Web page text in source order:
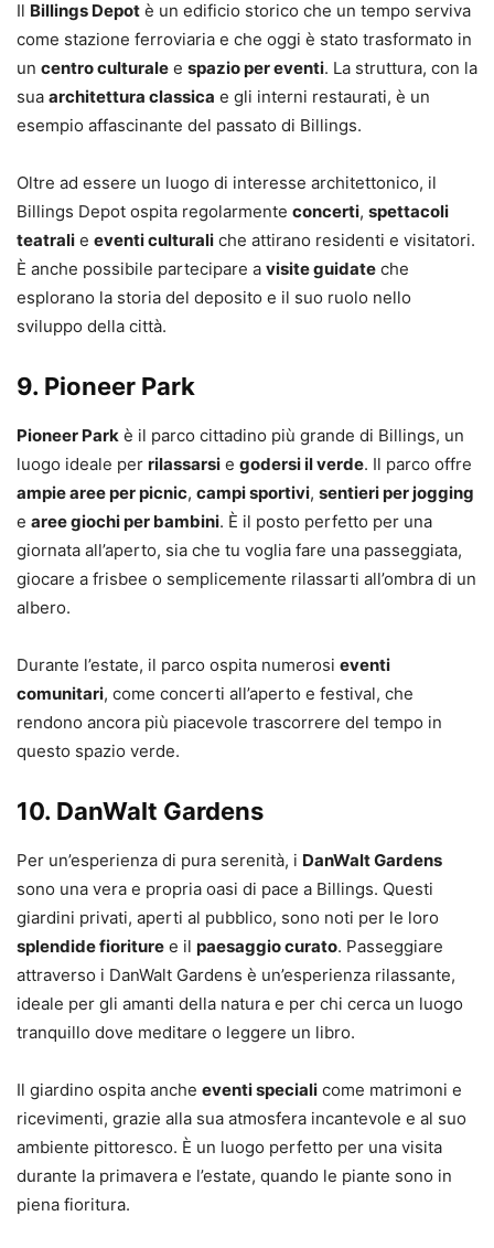
Il Billings Depot è un edificio storico che un tempo serviva
come stazione ferroviaria e che oggi è stato trasformato in
un centro culturale e spazio per eventi. La struttura, con la
sua architettura classica e gli interni restaurati, è un
esempio affascinante del passato di Billings.
Oltre ad essere un luogo di interesse architettonico, il
Billings Depot ospita regolarmente concerti, spettacoli
teatrali e eventi culturali che attirano residenti e visitatori.
È anche possibile partecipare a visite guidate che
esplorano la storia del deposito e il suo ruolo nello
sviluppo della città.
9. Pioneer Park
Pioneer Park è il parco cittadino più grande di Billings, un
luogo ideale per rilassarsi e godersi il verde. Il parco offre
ampie aree per picnic, campi sportivi, sentieri per jogging
e aree giochi per bambini. È il posto perfetto per una
giornata all’aperto, sia che tu voglia fare una passeggiata,
giocare a frisbee o semplicemente rilassarti all’ombra di un
albero.
Durante l’estate, il parco ospita numerosi eventi
comunitari, come concerti all’aperto e festival, che
rendono ancora più piacevole trascorrere del tempo in
questo spazio verde.
10. DanWalt Gardens
Per un’esperienza di pura serenità, i DanWalt Gardens
sono una vera e propria oasi di pace a Billings. Questi
giardini privati, aperti al pubblico, sono noti per le loro
splendide fioriture e il paesaggio curato. Passeggiare
attraverso i DanWalt Gardens è un’esperienza rilassante,
ideale per gli amanti della natura e per chi cerca un luogo
tranquillo dove meditare o leggere un libro.
Il giardino ospita anche eventi speciali come matrimoni e
ricevimenti, grazie alla sua atmosfera incantevole e al suo
ambiente pittoresco. È un luogo perfetto per una visita
durante la primavera e l’estate, quando le piante sono in
piena fioritura.